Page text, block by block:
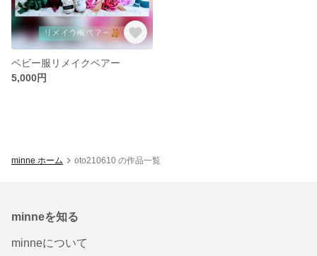
ベビー服リメイクベアー
5,000円
minne ホーム oto210610 の作品一覧
minneを知る
minneについて